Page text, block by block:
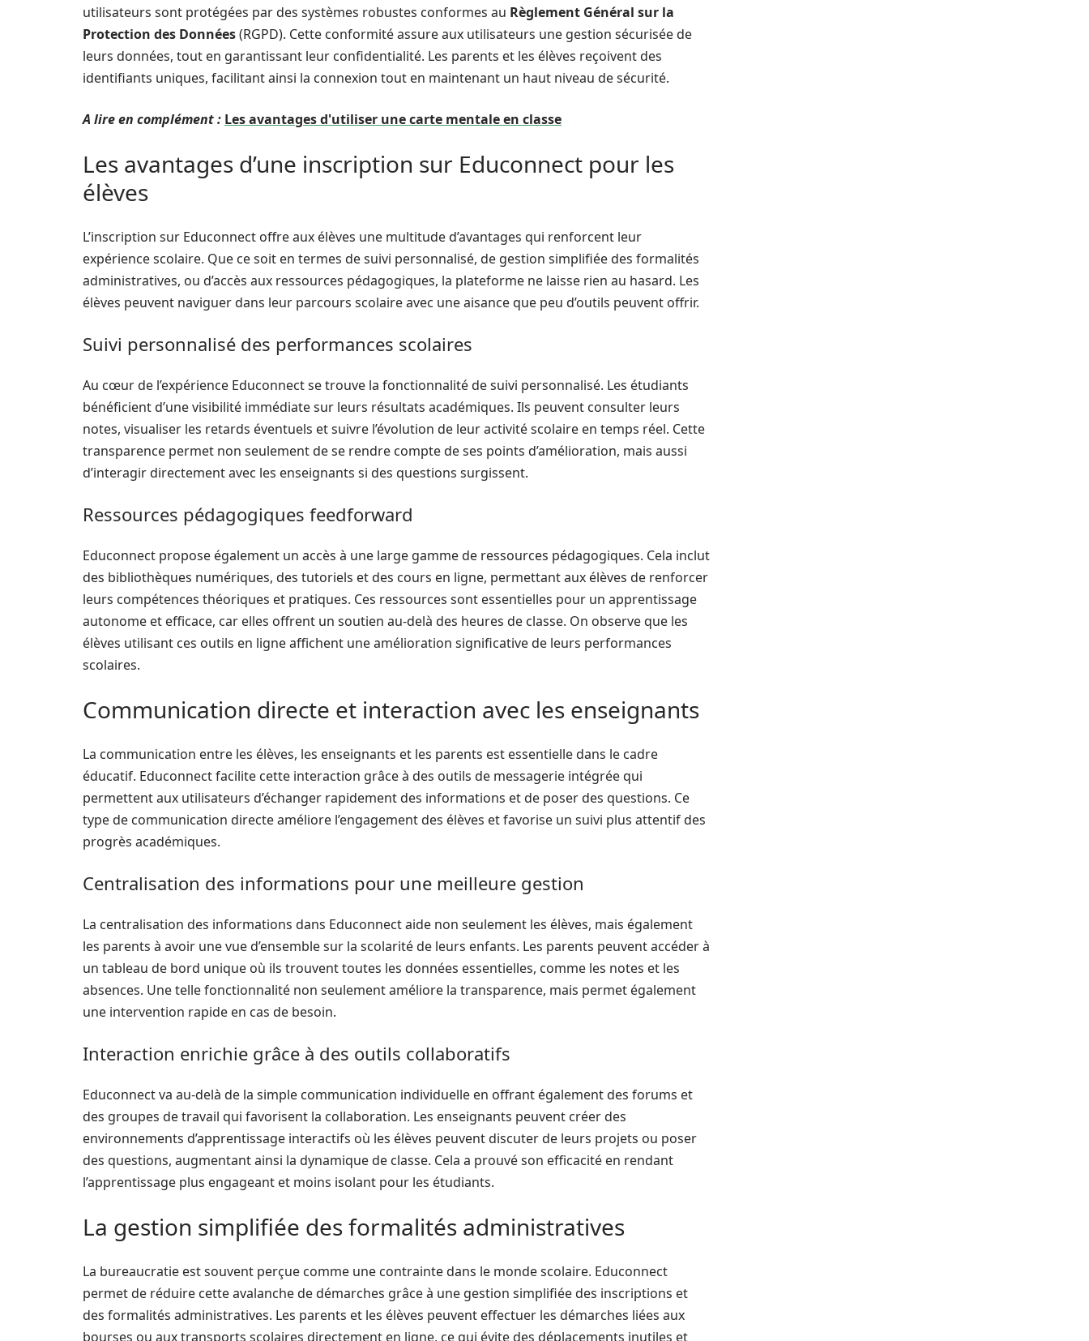
utilisateurs sont protégées par des systèmes robustes conformes au Règlement Général sur la
Protection des Données(RGPD). Cette conformité assure aux utilisateurs une gestion sécurisée de
leurs données, tout en garantissant leur confidentialité. Les parents et les élèves reçoivent des
identifiants uniques, facilitant ainsi la connexion tout en maintenant un haut niveau de sécurité.
A lire en complément : Les avantages d'utiliser une carte mentale en classe
Les avantages d’une inscription sur Educonnect pour les
élèves
L’inscription sur Educonnect offre aux élèves une multitude d’avantages qui renforcent leur
expérience scolaire. Que ce soit en termes de suivi personnalisé, de gestion simplifiée des formalités
administratives, ou d’accès aux ressources pédagogiques, la plateforme ne laisse rien au hasard. Les
élèves peuvent naviguer dans leur parcours scolaire avec une aisance que peu d’outils peuvent offrir.
Suivi personnalisé des performances scolaires
Au cœur de l’expérience Educonnect se trouve la fonctionnalité de suivi personnalisé. Les étudiants
bénéficient d’une visibilité immédiate sur leurs résultats académiques. Ils peuvent consulter leurs
notes, visualiser les retards éventuels et suivre l’évolution de leur activité scolaire en temps réel. Cette
transparence permet non seulement de se rendre compte de ses points d’amélioration, mais aussi
d’interagir directement avec les enseignants si des questions surgissent.
Ressources pédagogiques feedforward
Educonnect propose également un accès à une large gamme de ressources pédagogiques. Cela inclut
des bibliothèques numériques, des tutoriels et des cours en ligne, permettant aux élèves de renforcer
leurs compétences théoriques et pratiques. Ces ressources sont essentielles pour un apprentissage
autonome et efficace, car elles offrent un soutien au-delà des heures de classe. On observe que les
élèves utilisant ces outils en ligne affichent une amélioration significative de leurs performances
scolaires.
Communication directe et interaction avec les enseignants
La communication entre les élèves, les enseignants et les parents est essentielle dans le cadre
éducatif. Educonnect facilite cette interaction grâce à des outils de messagerie intégrée qui
permettent aux utilisateurs d’échanger rapidement des informations et de poser des questions. Ce
type de communication directe améliore l’engagement des élèves et favorise un suivi plus attentif des
progrès académiques.
Centralisation des informations pour une meilleure gestion
La centralisation des informations dans Educonnect aide non seulement les élèves, mais également
les parents à avoir une vue d’ensemble sur la scolarité de leurs enfants. Les parents peuvent accéder à
un tableau de bord unique où ils trouvent toutes les données essentielles, comme les notes et les
absences. Une telle fonctionnalité non seulement améliore la transparence, mais permet également
une intervention rapide en cas de besoin.
Interaction enrichie grâce à des outils collaboratifs
Educonnect va au-delà de la simple communication individuelle en offrant également des forums et
des groupes de travail qui favorisent la collaboration. Les enseignants peuvent créer des
environnements d’apprentissage interactifs où les élèves peuvent discuter de leurs projets ou poser
des questions, augmentant ainsi la dynamique de classe. Cela a prouvé son efficacité en rendant
l’apprentissage plus engageant et moins isolant pour les étudiants.
La gestion simplifiée des formalités administratives
La bureaucratie est souvent perçue comme une contrainte dans le monde scolaire. Educonnect
permet de réduire cette avalanche de démarches grâce à une gestion simplifiée des inscriptions et
des formalités administratives. Les parents et les élèves peuvent effectuer les démarches liées aux
bourses ou aux transports scolaires directement en ligne, ce qui évite des déplacements inutiles et